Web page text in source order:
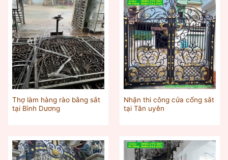
Thợ làm hàng rào bằng sắt
tại Bình Dương
Nhận thi công cửa cổng sắt
tại Tân uyên